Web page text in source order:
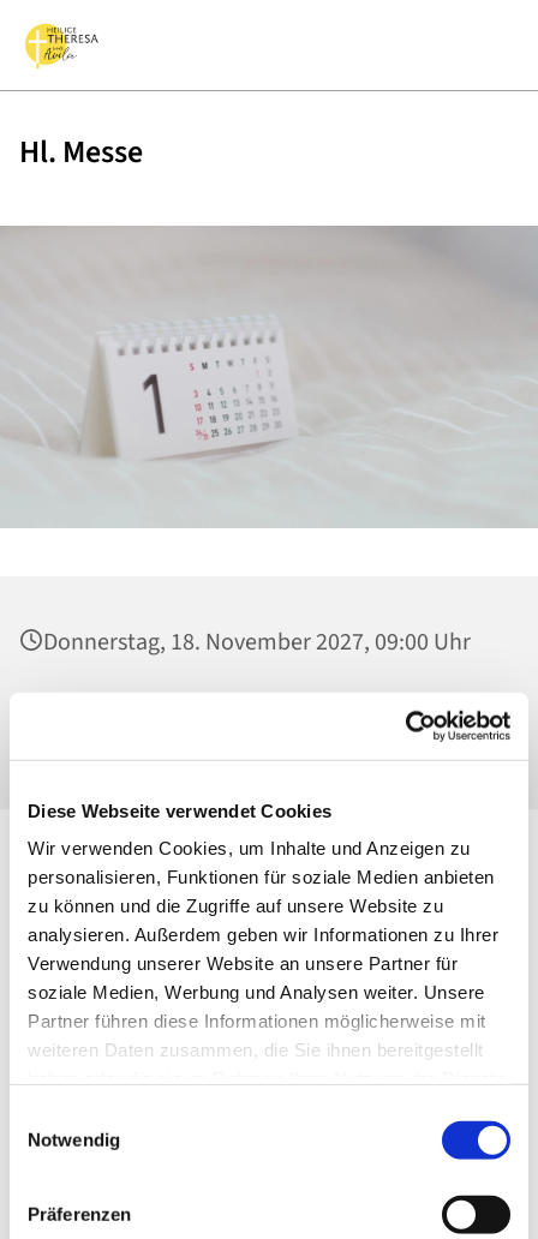
Diese Webseite verwendet Cookies
Wir verwenden Cookies, um Inhalte und Anzeigen zu
personalisieren, Funktionen für soziale Medien anbieten
zu können und die Zugriffe auf unsere Website zu
analysieren. Außerdem geben wir Informationen zu Ihrer
Verwendung unserer Website an unsere Partner für
soziale Medien, Werbung und Analysen weiter. Unsere
Partner führen diese Informationen möglicherweise mit
weiteren Daten zusammen, die Sie ihnen bereitgestellt
Notwendig
Präferenzen
Hl. Messe
Donnerstag, 18. November 2027, 09:00 Uhr
Heilig Kreuz, Kirche, Malchower Weg 22-24,